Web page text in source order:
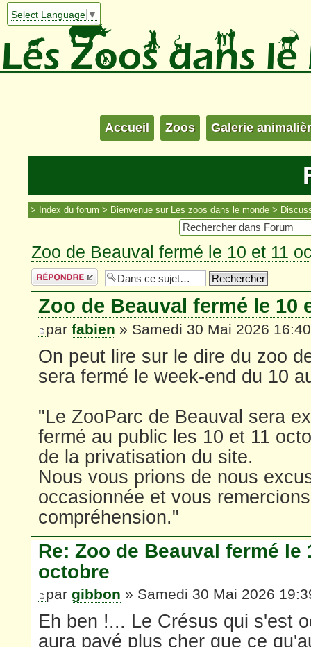
Select Language ▼
Accueil Zoos Galerie
Index du forum Bienvenue sur Les zoos dans le monde
Zoo de Beauval fermé le 10 et 11
Répondre
Zoo de Beauval fermé le 10
par fabien » Samedi 30 Mai 2026 16:40
On peut lire sur le dire du zoo
sera fermé le week-end du 10
"Le ZooParc de Beauval sera
fermé au public les 10 et 11
de la privatisation du site.
Nous vous prions de nous
occasionnée et vous
compréhension."
Re: Zoo de Beauval fermé le
octobre
par gibbon » Samedi 30 Mai 2026
Eh ben !... Le Crésus qui s'est
aura payé plus cher que ce